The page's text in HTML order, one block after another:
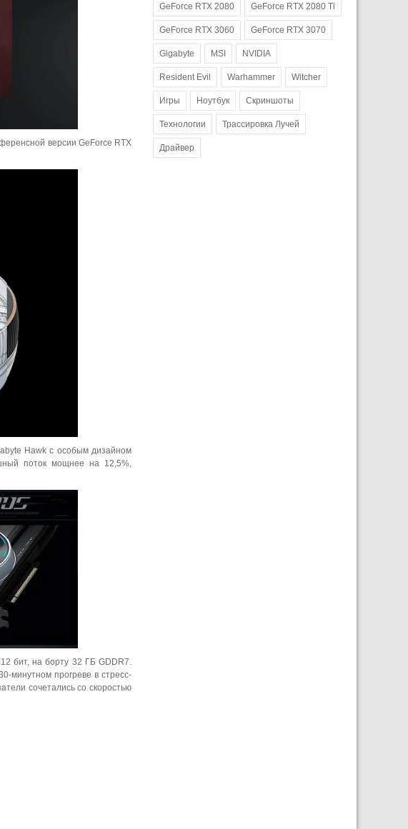
версии GeForce RTX
Hawk с особым дизайном
поток мощнее на 12,5%,
бит, на борту 32 ГБ GDDR7.
минутном прогреве в стресс-
сочетались со скоростью
GeForce RTX 2080 GeForce RTX 2080 Ti
GeForce RTX 3060 GeForce RTX 3070
Gigabyte MSI NVIDIA
Resident Evil Warhammer Witcher
Игры Ноутбук Скриншоты
Технологии Трассировка Лучей
Драйвер